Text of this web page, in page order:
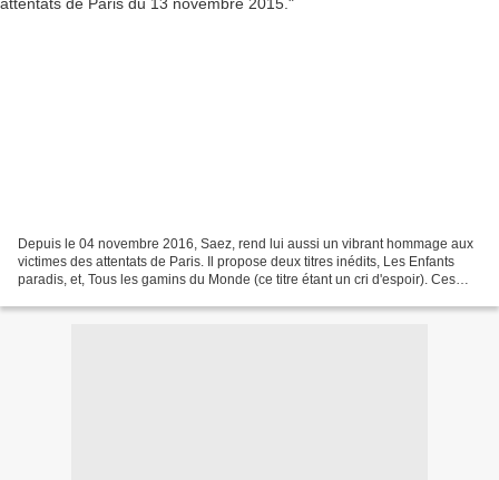
Depuis le 04 novembre 2016, Saez, rend lui aussi un vibrant hommage aux
victimes des attentats de Paris. Il propose deux titres inédits, Les Enfants
paradis, et, Tous les gamins du Monde (ce titre étant un cri d'espoir). Ces